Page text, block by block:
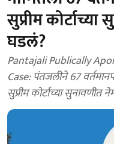
सुप्रीम
घडलं?
Pantajali Publically
Case: पंतजलीने 67
सुप्रीम कोर्टाच्या